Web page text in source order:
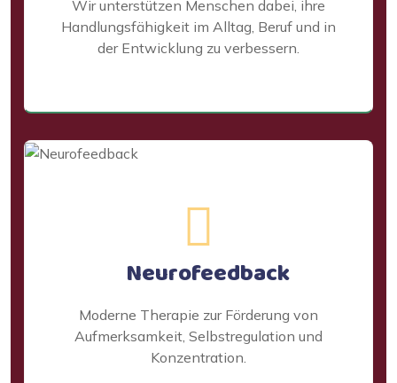
Wir unterstützen Menschen dabei, ihre
Handlungsfähigkeit im Alltag, Beruf und in
der Entwicklung zu verbessern.
Neurofeedback
Moderne Therapie zur Förderung von
Aufmerksamkeit, Selbstregulation und
Konzentration.